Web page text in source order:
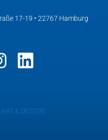
17-19 • 22767 Hamburg
& DESIGN